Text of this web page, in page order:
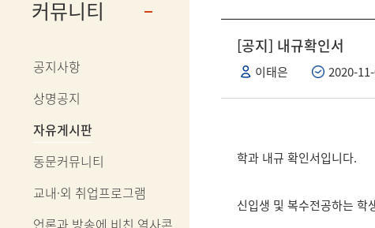
커뮤니티
공지사항
상명공지
자유게시판
동문커뮤니티
교내·외 취업프로그램
언론과 방송에 비친 역사콘
[공지] 내규확인서
이태은 2020-
학과 내규 확인서입니다.
신입생 및 복수전공하는 학